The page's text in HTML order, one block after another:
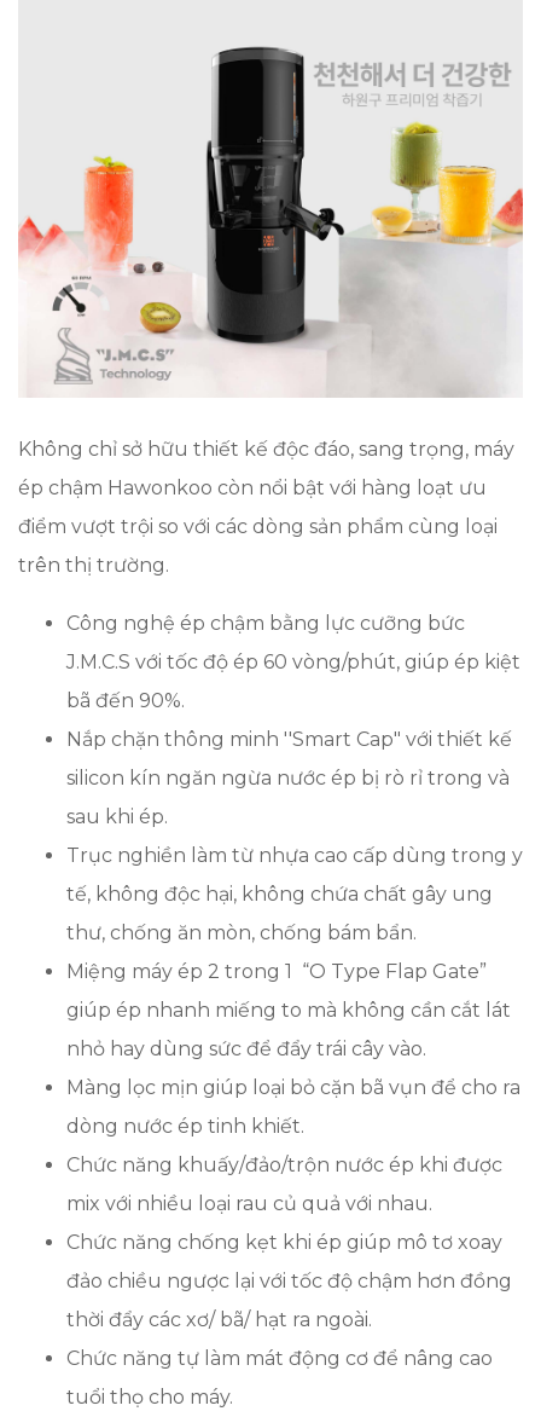
Không chỉ sở hữu thiết kế độc đáo, sang trọng, máy
ép chậm Hawonkoo còn nổi bật với hàng loạt ưu
điểm vượt trội so với các dòng sản phẩm cùng loại
trên thị trường.
Công nghệ ép chậm bằng lực cưỡng bức
J.M.C.S với tốc độ ép 60 vòng/phút, giúp ép kiệt
bã đến 90%.
Nắp chặn thông minh ''Smart Cap" với thiết kế
silicon kín ngăn ngừa nước ép bị rò rỉ trong và
sau khi ép.
Trục nghiền làm từ nhựa cao cấp dùng trong y
tế, không độc hại, không chứa chất gây ung
thư, chống ăn mòn, chống bám bẩn.
Miệng máy ép 2 trong 1 “O Type Flap Gate”
giúp ép nhanh miếng to mà không cần cắt lát
nhỏ hay dùng sức để đẩy trái cây vào.
Màng lọc mịn giúp loại bỏ cặn bã vụn để cho ra
dòng nước ép tinh khiết.
Chức năng khuấy/đảo/trộn nước ép khi được
mix với nhiều loại rau củ quả với nhau.
Chức năng chống kẹt khi ép giúp mô tơ xoay
đảo chiều ngược lại với tốc độ chậm hơn đồng
thời đẩy các xơ/ bã/ hạt ra ngoài.
Chức năng tự làm mát động cơ để nâng cao
tuổi thọ cho máy.